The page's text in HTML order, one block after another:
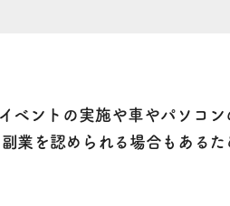
ベントの実施や車やパソコン
業を認められる場合もある